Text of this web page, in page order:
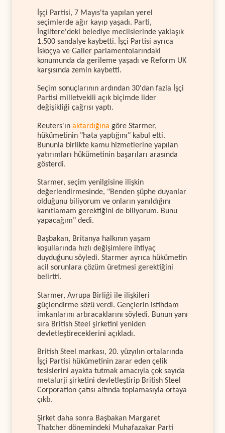
İşçi Partisi, 7 Mayıs'ta yapılan yerel
seçimlerde ağır kayıp yaşadı. Parti,
İngiltere'deki belediye meclislerinde yaklaşık
1.500 sandalye kaybetti. İşçi Partisi ayrıca
İskoçya ve Galler parlamentolarındaki
konumunda da gerileme yaşadı ve Reform UK
karşısında zemin kaybetti.
Seçim sonuçlarının ardından 30'dan fazla İşçi
Partisi milletvekili açık biçimde lider
değişikliği çağrısı yaptı.
Reuters'ın aktardığına göre Starmer,
hükümetinin "hata yaptığını" kabul etti.
Bununla birlikte kamu hizmetlerine yapılan
yatırımları hükümetinin başarıları arasında
gösterdi.
Starmer, seçim yenilgisine ilişkin
değerlendirmesinde, "Benden şüphe duyanlar
olduğunu biliyorum ve onların yanıldığını
kanıtlamam gerektiğini de biliyorum. Bunu
yapacağım" dedi.
Başbakan, Britanya halkının yaşam
koşullarında hızlı değişimlere ihtiyaç
duyduğunu söyledi. Starmer ayrıca hükümetin
acil sorunlara çözüm üretmesi gerektiğini
belirtti.
Starmer, Avrupa Birliği ile ilişkileri
güçlendirme sözü verdi. Gençlerin istihdam
imkanlarını artıracaklarını söyledi. Bunun yanı
sıra British Steel şirketini yeniden
devletleştireceklerini açıkladı.
British Steel markası, 20. yüzyılın ortalarında
İşçi Partisi hükümetinin zarar eden çelik
tesislerini ayakta tutmak amacıyla çok sayıda
metalurji şirketini devletleştirip British Steel
Corporation çatısı altında toplamasıyla ortaya
çıktı.
Şirket daha sonra Başbakan Margaret
Thatcher dönemindeki Muhafazakar Parti